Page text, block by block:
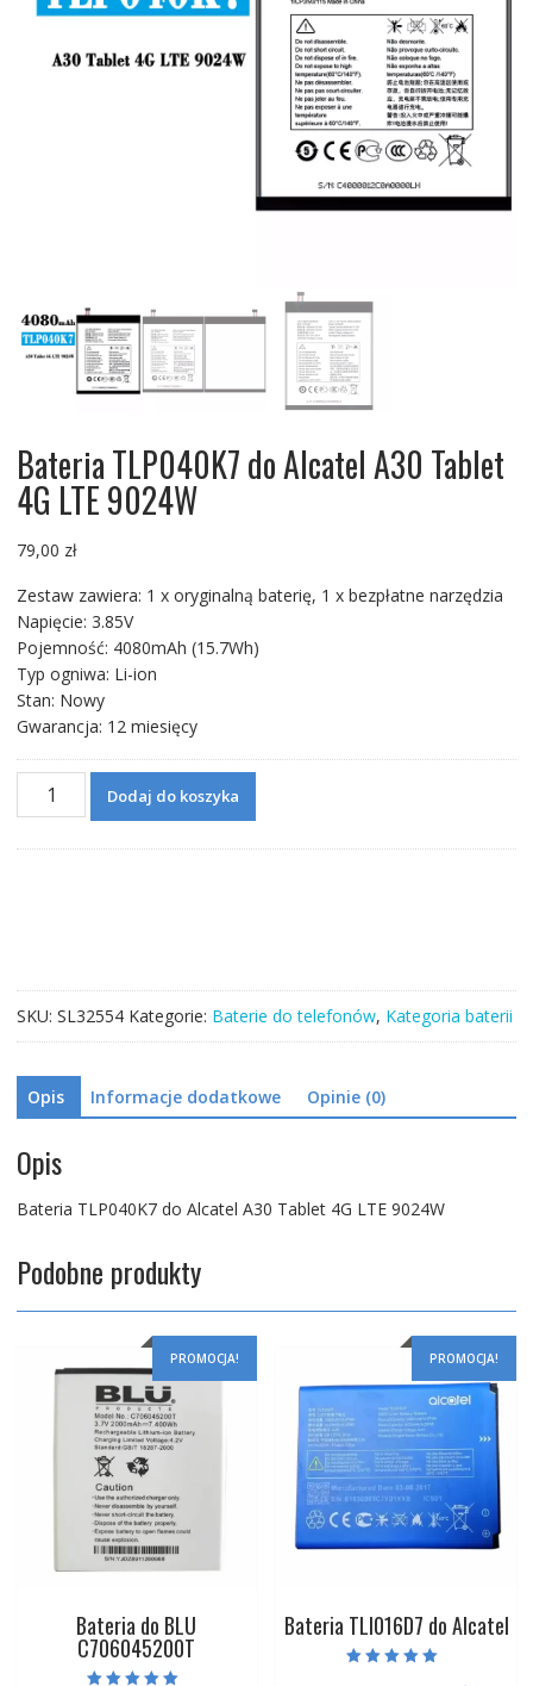
Bateria TLP040K7 do Alcatel A30 Tablet
4G LTE 9024W
79,00 zł
Zestaw zawiera: 1 x oryginalną baterię, 1 x bezpłatne narzędzia
Napięcie: 3.85V
Pojemność: 4080mAh (15.7Wh)
Typ ogniwa: Li-ion
Stan: Nowy
Gwarancja: 12 miesięcy
ilość
Bateria
LTE
9024W
Dodaj do koszyka
SKU: SL32554 Kategorie: Baterie do telefonów, Kategoria baterii
Opis Informacje dodatkowe Opinie (0)
Opis
Bateria TLP040K7 do Alcatel A30 Tablet 4G LTE 9024W
Podobne produkty
PROMOCJA!
Bateria do BLU
C706045200T
PROMOCJA!
Bateria TLI016D7 do Alcatel